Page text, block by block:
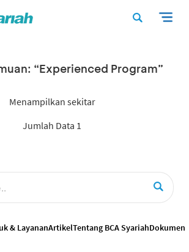
“Experienced Program”
Menampilkan sekitar
Jumlah Data 1
& LayananArtikelTentang BCA SyariahDokumen